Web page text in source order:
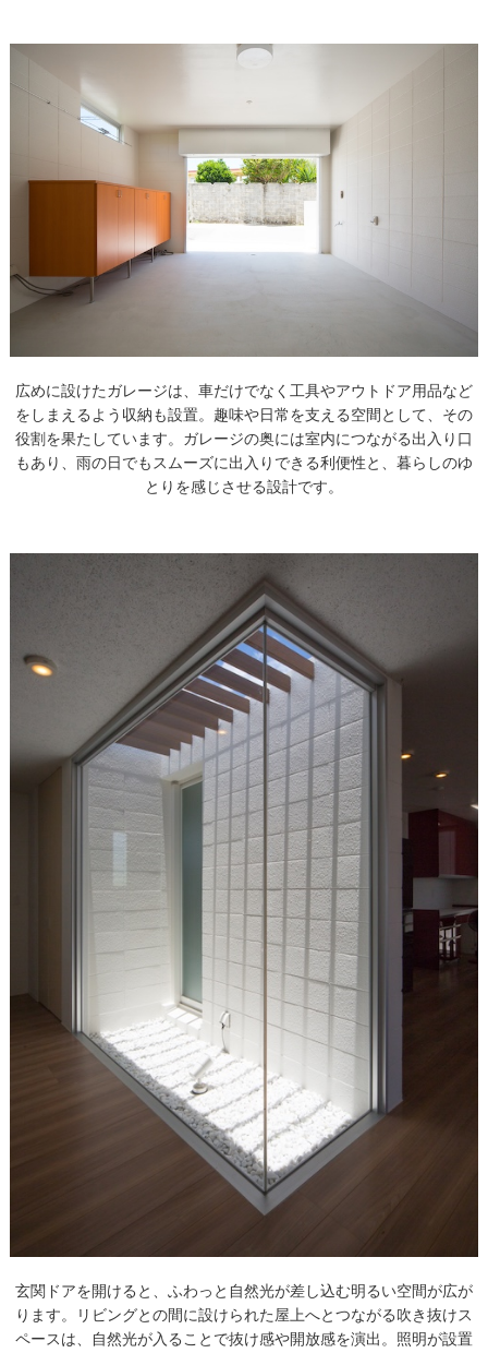
広めに設けたガレージは、車だけでなく工具やアウトドア用品など
をしまえるよう収納も設置。趣味や日常を支える空間として、その
役割を果たしています。ガレージの奥には室内につながる出入り口
もあり、雨の日でもスムーズに出入りできる利便性と、暮らしのゆ
とりを感じさせる設計です。
玄関ドアを開けると、ふわっと自然光が差し込む明るい空間が広が
ります。リビングとの間に設けられた屋上へとつながる吹き抜けス
ペースは、自然光が入ることで抜け感や開放感を演出。照明が設置